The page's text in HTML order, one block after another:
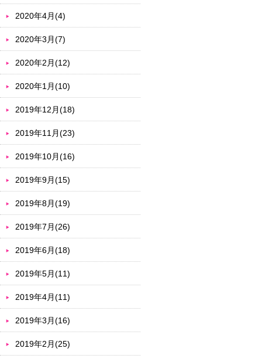
2020年4月(4)
2020年3月(7)
2020年2月(12)
2020年1月(10)
2019年12月(18)
2019年11月(23)
2019年10月(16)
2019年9月(15)
2019年8月(19)
2019年7月(26)
2019年6月(18)
2019年5月(11)
2019年4月(11)
2019年3月(16)
2019年2月(25)